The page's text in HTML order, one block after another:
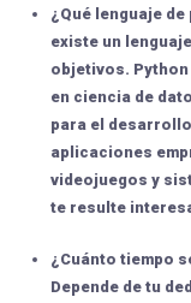
¿Qué lenguaje
existe un
objetivos.
en ciencia de
para el
aplicaciones
videojuegos y
te resulte
¿Cuánto tiempo
Depende de tu